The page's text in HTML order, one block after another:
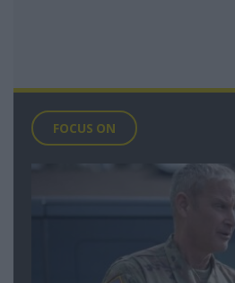
FOCUS ON